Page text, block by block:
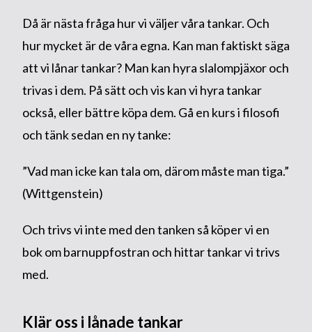
Då är nästa fråga hur vi väljer våra tankar. Och
hur mycket är de våra egna. Kan man faktiskt säga
att vi lånar tankar? Man kan hyra slalompjäxor och
trivas i dem. På sätt och vis kan vi hyra tankar
också, eller bättre köpa dem. Gå en kurs i filosofi
och tänk sedan en ny tanke:
”Vad man icke kan tala om, därom måste man tiga.”
(Wittgenstein)
Och trivs vi inte med den tanken så köper vi en
bok om barnuppfostran och hittar tankar vi trivs
med.
Klär oss i lånade tankar